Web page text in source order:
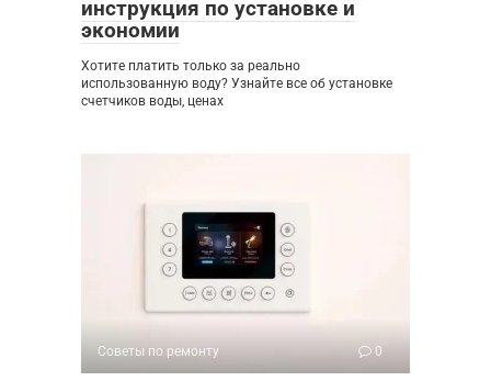
инструкция по установке и
экономии
Хотите платить только за реально
использованную воду? Узнайте все об установке
счетчиков воды, ценах
Советы по ремонту 0